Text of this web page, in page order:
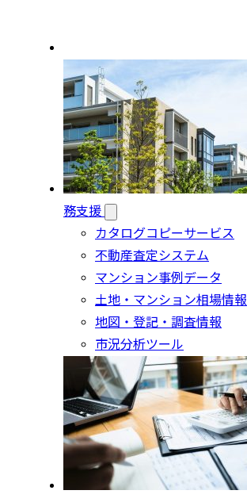
務支援
カタログコピーサービス
不動産査定システム
マンション事例データ
土地・マンション相場情報
地図・登記・調査情報
市況分析ツール